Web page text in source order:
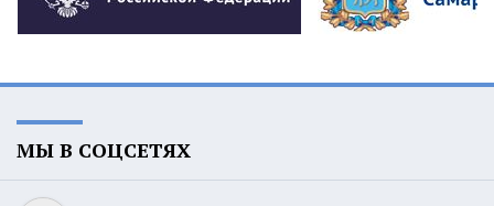
МЫ В СОЦСЕТЯХ